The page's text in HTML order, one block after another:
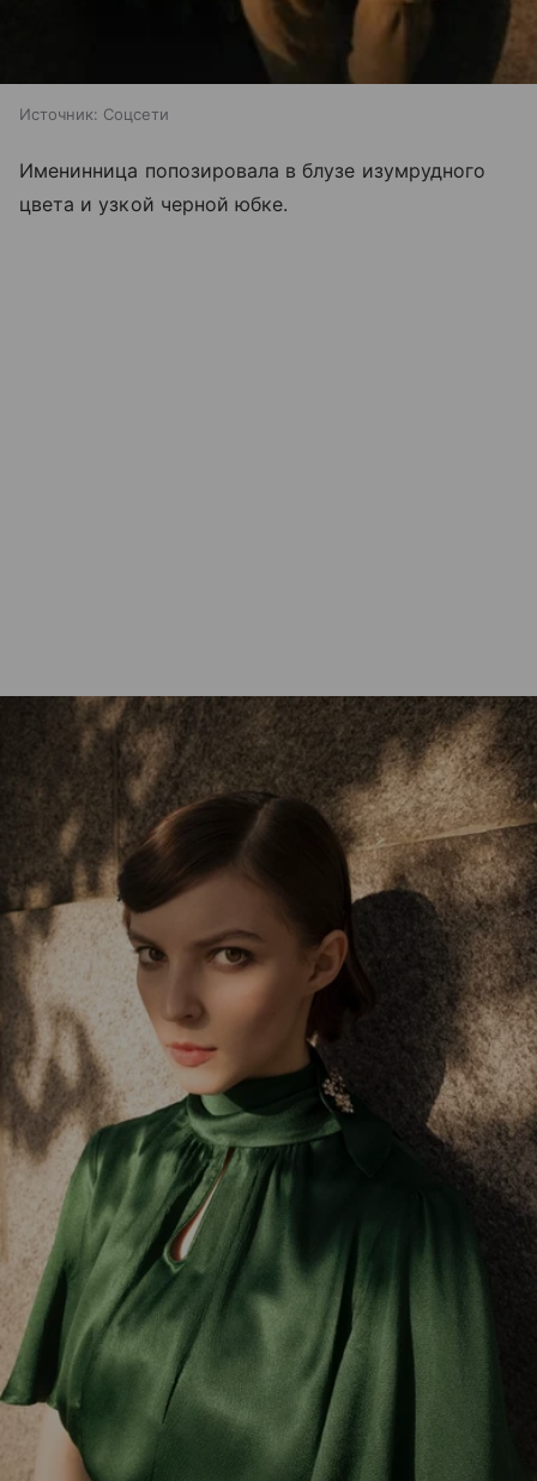
Источник: Соцсети
Именинница попозировала в блузе изумрудного
цвета и узкой черной юбке.